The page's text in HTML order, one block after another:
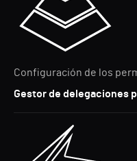
Configuración de los
Gestor de delegaciones